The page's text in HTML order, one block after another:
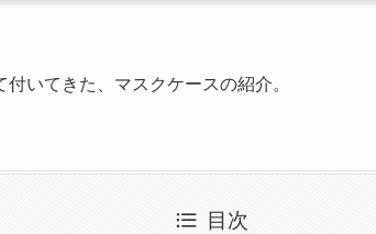
いてきた、マスクケースの紹介。
目次